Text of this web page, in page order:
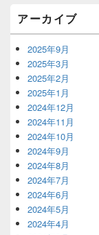
リアーカイブ
2025年9月
2025年3月
2025年2月
2025年1月
2024年12月
2024年11月
2024年10月
2024年9月
2024年8月
2024年7月
2024年6月
2024年5月
2024年4月